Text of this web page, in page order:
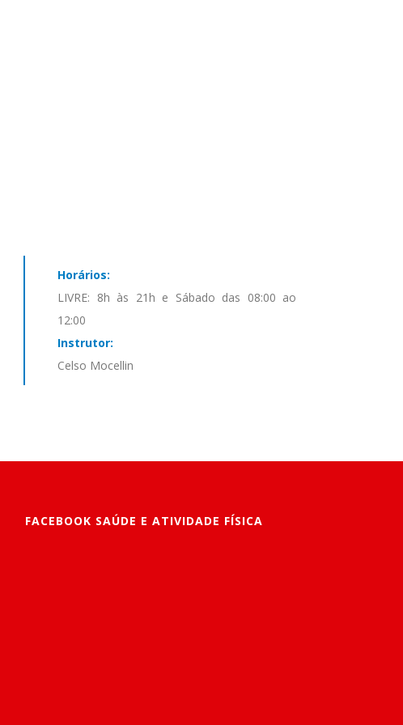
Horários:
LIVRE: 8h às 21h e Sábado das 08:00 ao
12:00
Instrutor:
Celso Mocellin
FACEBOOK SAÚDE E ATIVIDADE FÍSICA